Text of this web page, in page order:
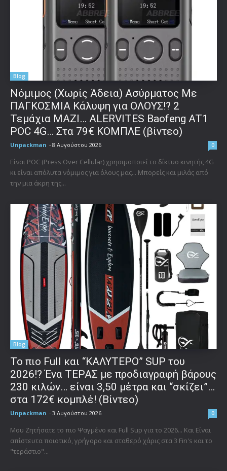
Blog
Νόμιμος (Χωρίς Άδεια) Ασύρματος Με
ΠΑΓΚΟΣΜΙΑ Κάλυψη για ΟΛΟΥΣ!? 2
Τεμάχια ΜΑΖΙ… ALERVITES Baofeng AT1
POC 4G… Στα 79€ ΚΟΜΠΛΕ (βίντεο)
Unpackman - 8 Αυγούστου 2026 0
Είναι POC (Press Over Cellular) χρησιμοποιεί το δίκτυο κινητής 4G
κι είναι απόλυτα νόμιμος για όλους μας... Μπορείς και μιλάς από
την μια άκρη της...
Blog
To πιο Full και “ΚΑΛΥΤΕΡΟ” SUP του
2026!? Ένα ΤΕΡΑΣ με προδιαγραφή βάρους
230 κιλών… είναι 3,50 μέτρα και “σκίζει”…
στα 172€ κομπλέ! (Βίντεο)
Unpackman - 3 Αυγούστου 2026 0
Μου Ζητήσατε το πιο Ψαγμένο και Full Sup για το 2026... Και Είναι
απίστευτα ποιοτικό, γρήγορο και σταθερό χάρις στα 3 Fin's και το
"τεράστιο"...